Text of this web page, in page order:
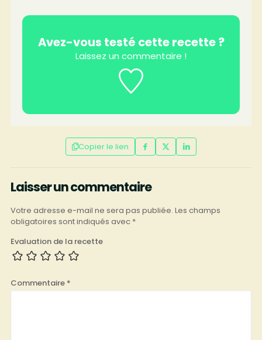
Avez-vous testé cette recette ?
Laissez un commentaire !
Copier le lien
Laisser un commentaire
Votre adresse e-mail ne sera pas publiée. Les champs
obligatoires sont indiqués avec *
Evaluation de la recette
Commentaire *